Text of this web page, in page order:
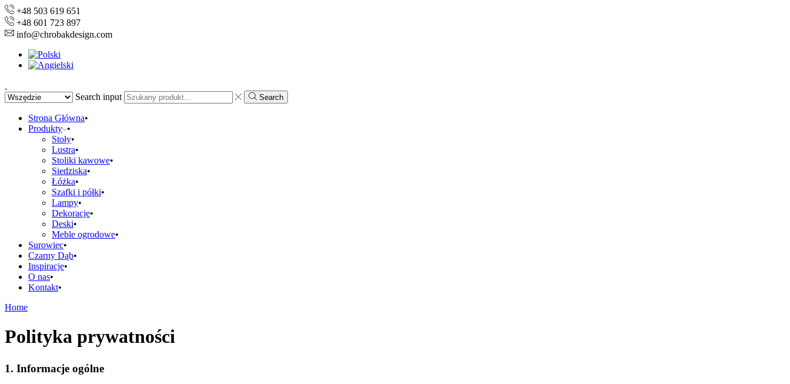
+48 503 619 651
+48 601 723 897
info@chrobakdesign.com
Search input Search
Strona Główna
Produkty
Stoły
Lustra
Stoliki kawowe
Siedziska
Łóżka
Szafki i półki
Lampy
Dekoracje
Deski
Meble ogrodowe
Surowiec
Czarny Dąb
Inspiracje
O nas
Kontakt
Home
Polityka prywatności
1. Informacje ogólne